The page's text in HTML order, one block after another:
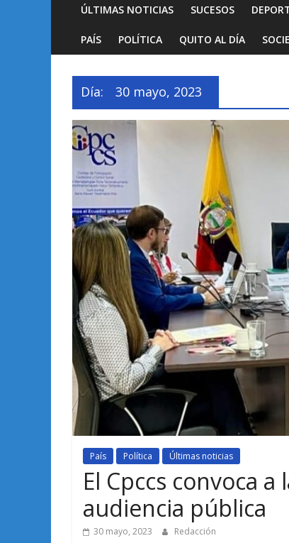
ÚLTIMAS NOTICIAS SUCESOS
PAÍS POLÍTICA QUITO AL DÍA
Día: 30 mayo, 2023
País Política Últimas noticias
El Cpccs convoca a
audiencia pública
30 mayo, 2023 Redacción